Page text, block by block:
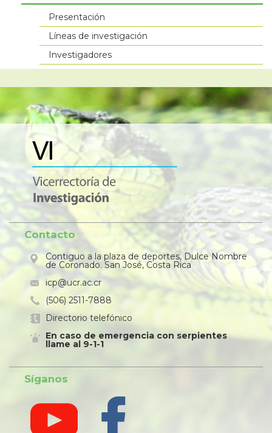
Presentación
Líneas de investigación
Investigadores
Contacto
Contiguo a la plaza de deportes, Dulce Nombre
de Coronado. San José, Costa Rica
icp@ucr.ac.cr
(506) 2511-7888
Directorio telefónico
En caso de emergencia con serpientes
llame al 9-1-1
Síganos